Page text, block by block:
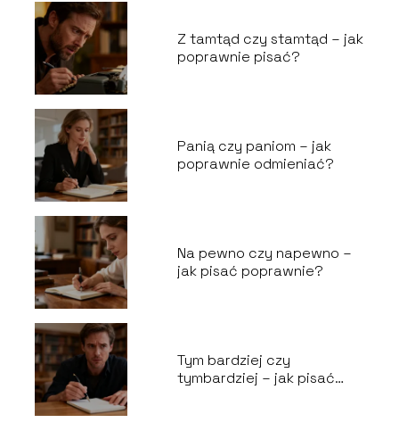
Z tamtąd czy stamtąd – jak
poprawnie pisać?
Panią czy paniom – jak
poprawnie odmieniać?
Na pewno czy napewno –
jak pisać poprawnie?
Tym bardziej czy
tymbardziej – jak pisać